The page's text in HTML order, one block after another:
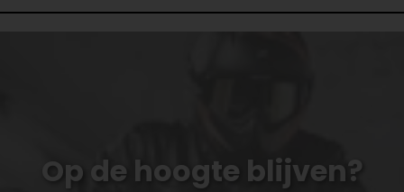
Op de hoogte blijven?